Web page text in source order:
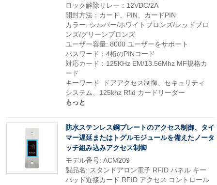
ロック解除リレー：12VDC/2A
開封方法：カード、PIN、カードPIN
カラー: シルバー/ホワイトブロンズ/レッドブロ
ンズ/グリーンブロンズ
ユーザー容量: 8000 ユーザーをサポート
パスワード：4桁のPINコード
対応カード：125KHz EM/13.56Mhz MF規格カ
ード
キーワード: ドアアクセス制御、セキュリティ
システム、125khz Rfid カードリーダー
もっと
防水ステンレス鋼プレートのアクセス制御、タイ
マー遅延またはトグルモジュールを備えたノータ
ッチ組み込みアクセス制御
モデル番号: ACM209
製品名: スタンドアロン電子 RFID パネル キー
パッド近接カード RFID アクセス コントロール